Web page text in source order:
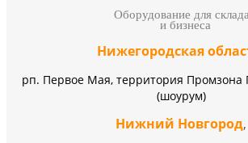
Оборудование для
и бизнеса
Нижегородская
рп. Первое Мая, территория Промзона
(шоурум)
Нижний Новгород,